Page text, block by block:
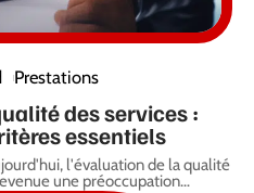
Prestations
des services :
essentiels
l'évaluation de la qualité
une préoccupation…